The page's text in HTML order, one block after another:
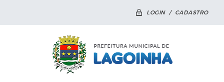
LOGIN / CADASTRO